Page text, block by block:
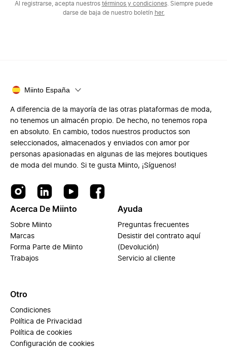
Al registrarse, acepta nuestros términos y condiciones. Siempre puede
darse de baja de nuestro boletín her.
Miinto España
A diferencia de la mayoría de las otras plataformas de moda,
no tenemos un almacén propio. De hecho, no tenemos ropa
en absoluto. En cambio, todos nuestros productos son
seleccionados, almacenados y enviados con amor por
personas apasionadas en algunas de las mejores boutiques
de moda del mundo. Si te gusta Miinto, ¡Síguenos!
Acerca De Miinto
Sobre Miinto
Marcas
Forma Parte de Miinto
Trabajos
Ayuda
Preguntas frecuentes
Desistir del contrato aquí
(Devolución)
Servicio al cliente
Otro
Condiciones
Política de Privacidad
Política de cookies
Configuración de cookies